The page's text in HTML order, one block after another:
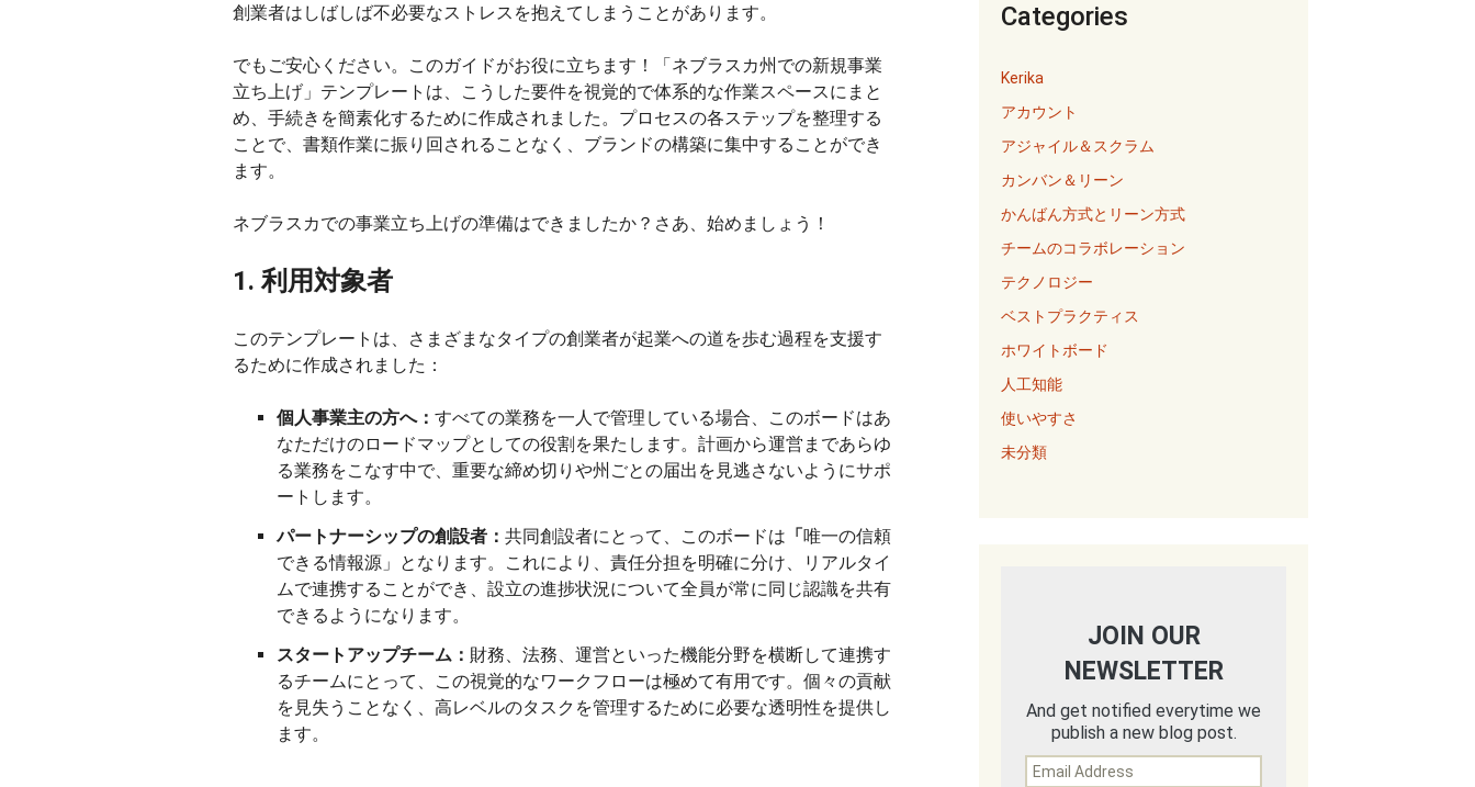
創業者はしばしば不必要なストレスを抱えてしまうことがあります。
でもご安心ください。このガイドがお役に立ちます！「ネブラスカ州での新規事業
立ち上げ」テンプレートは、こうした要件を視覚的で体系的な作業スペースにまと
め、手続きを簡素化するために作成されました。プロセスの各ステップを整理する
ことで、書類作業に振り回されることなく、ブランドの構築に集中することができ
ます。
ネブラスカでの事業立ち上げの準備はできましたか？さあ、始めましょう！
1. 利用対象者
このテンプレートは、さまざまなタイプの創業者が起業への道を歩む過程を支援す
るために作成されました：
個人事業主の方へ： すべての業務を一人で管理している場合、このボードはあ
なただけのロードマップとしての役割を果たします。計画から運営まであらゆ
る業務をこなす中で、重要な締め切りや州ごとの届出を見逃さないようにサポ
ートします。
パートナーシップの創設者： 共同創設者にとって、このボードは 「唯一の信頼
できる情報源」となります。これにより、責任分担を明確に分け、リアルタイ
ムで連携することができ、設立の進捗状況について全員が常に同じ認識を共有
できるようになります。
スタートアップチーム： 財務、法務、運営といった機能分野を横断して連携す
るチームにとって、この視覚的なワークフローは極めて有用です。個々の貢献
を見失うことなく、高レベルのタスクを管理するために必要な透明性を提供し
ます。
Categories
Kerika
アカウント
アジャイル＆スクラム
カンバン＆リーン
かんばん方式とリーン方式
チームのコラボレーション
テクノロジー
ベストプラクティス
ホワイトボード
人工知能
使いやすさ
未分類
JOIN OUR
NEWSLETTER
And get notified everytime we
publish a new blog post.